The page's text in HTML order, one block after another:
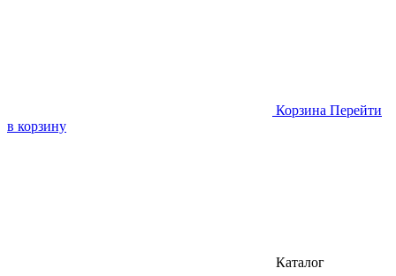
Корзина Перейти
в корзину
Каталог